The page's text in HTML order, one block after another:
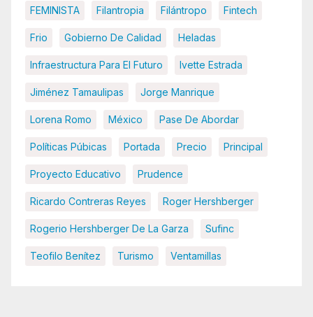
FEMINISTA Filantropia Filántropo Fintech
Frio Gobierno De Calidad Heladas
Infraestructura Para El Futuro Ivette Estrada
Jiménez Tamaulipas Jorge Manrique
Lorena Romo México Pase De Abordar
Políticas Púbicas Portada Precio Principal
Proyecto Educativo Prudence
Ricardo Contreras Reyes Roger Hershberger
Rogerio Hershberger De La Garza Sufinc
Teofilo Benítez Turismo Ventamillas